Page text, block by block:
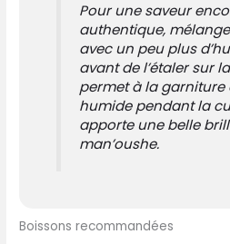
Pour une saveur
authentique,
avec un peu plus
avant de l’étaler sur
permet à la garniture
humide pendant la
apporte une belle
man’oushe.
Boissons recommandées